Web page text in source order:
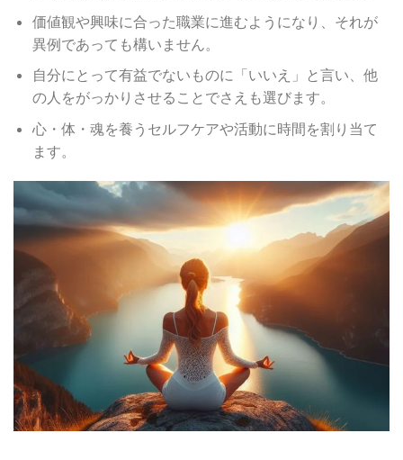
価値観や興味に合った職業に進むようになり、それが
異例であっても構いません。
自分にとって有益でないものに「いいえ」と言い、他
の人をがっかりさせることでさえも選びます。
心・体・魂を養うセルフケアや活動に時間を割り当て
ます。